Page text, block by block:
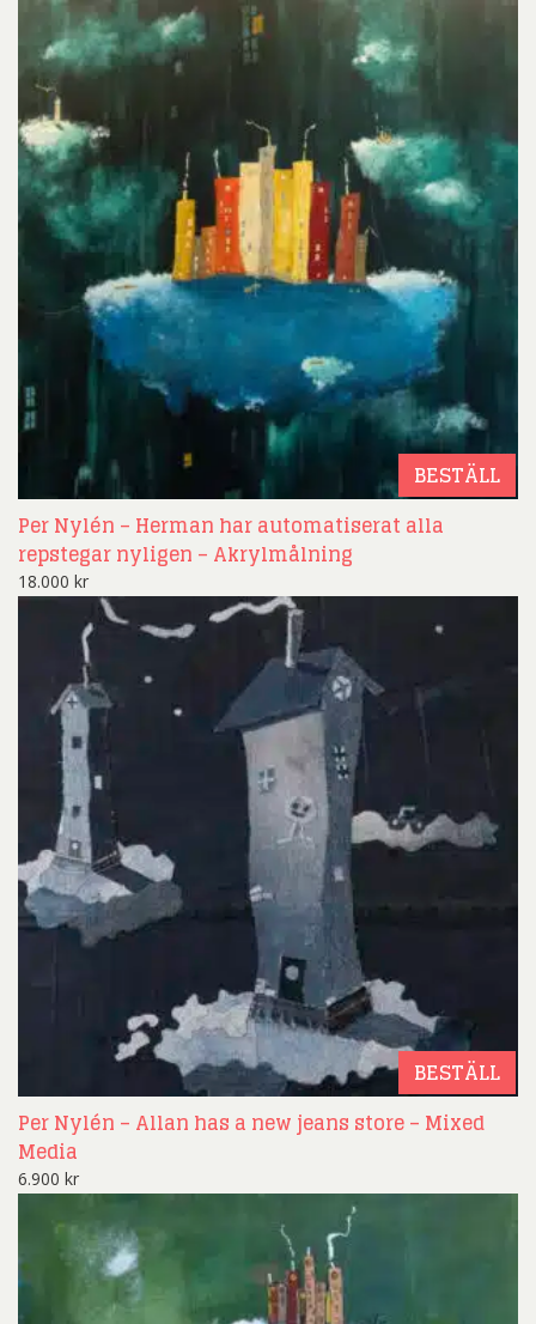
BESTÄLL
Per Nylén – Herman har automatiserat alla
repstegar nyligen – Akrylmålning
18.000 kr
BESTÄLL
Per Nylén – Allan has a new jeans store – Mixed
Media
6.900 kr